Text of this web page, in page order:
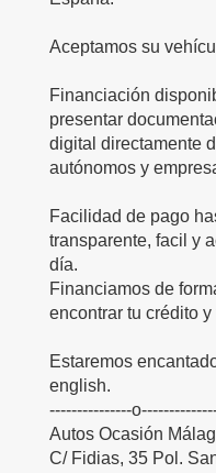
Aceptamos su
Financiación
presentar
digital directamente
autónomos y
Facilidad de pago
transparente, facil y
día.
Financiamos de
encontrar tu crédito
Estaremos
english.
---------------
Autos Ocasión
C/ Fidias, 35 Pol.